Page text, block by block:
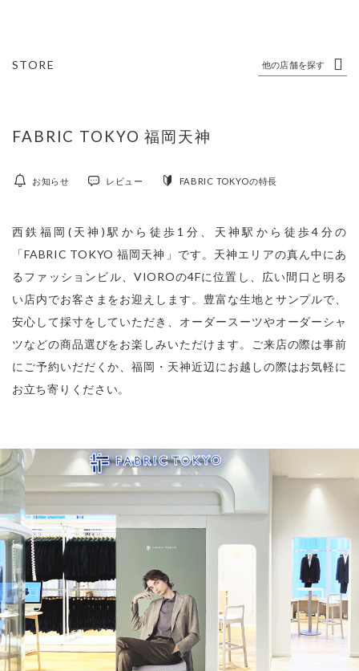
STORE 他の店舗を探す
FABRIC TOKYO 福岡天神
お知らせ レビュー FABRIC TOKYOの特長
西鉄福岡(天神)駅から徒歩1分、天神駅から徒歩4分の
「FABRIC TOKYO 福岡天神」です。天神エリアの真ん中にあ
るファッションビル、VIOROの4Fに位置し、広い間口と明る
い店内でお客さまをお迎えします。豊富な生地とサンプルで、
安心して採寸をしていただき、オーダースーツやオーダーシャ
ツなどの商品選びをお楽しみいただけます。ご来店の際は事前
にご予約いだだくか、福岡・天神近辺にお越しの際はお気軽に
お立ち寄りください。